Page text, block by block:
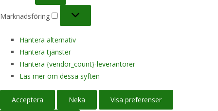
Marknadsföring
Hantera alternativ
Hantera tjänster
Hantera {vendor_count}-leverantörer
Läs mer om dessa syften
Acceptera Neka Visa preferenser